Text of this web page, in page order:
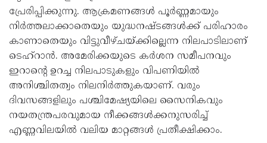
പ്രേരിപ്പിക്കുന്നു. ആക്രമണങ്ങൾ പൂർണ്ണമായും
നിർത്തലാക്കാതെയും യുദ്ധനഷ്ടങ്ങൾക്ക് പരിഹാരം
കാണാതെയും വിട്ടുവീഴ്ചയ്ക്കില്ലെന്ന നിലപാടിലാണ്
ടെഹ്‌റാൻ. അമേരിക്കയുടെ കർശന സമീപനവും
ഇറാന്റെ ഉറച്ച നിലപാടുകളും വിപണിയിൽ
അനിശ്ചിതത്വം നിലനിർത്തുകയാണ്. വരും
ദിവസങ്ങളിലും പശ്ചിമേഷ്യയിലെ സൈനികവും
നയതന്ത്രപരവുമായ നീക്കങ്ങൾക്കനുസരിച്ച്
എണ്ണവിലയിൽ വലിയ മാറ്റങ്ങൾ പ്രതീക്ഷിക്കാം.